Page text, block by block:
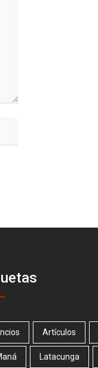
Artículos
Latacunga